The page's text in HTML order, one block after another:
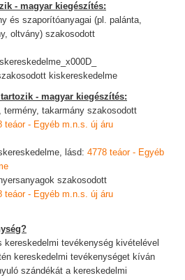
- magyar kiegészítés:
és szaporítóanyagai (pl. palánta,
oltvány) szakosodott
kiskereskedelme
- magyar kiegészítés:
takarmány szakosodott
teáor - Egyéb m.n.s. új áru
lásd: 4778 teáor - Egyéb
szakosodott
teáor - Egyéb m.n.s. új áru
kereskedelmi tevékenység kivételével
kereskedelmi tevékenységet kíván
szándékát a kereskedelmi